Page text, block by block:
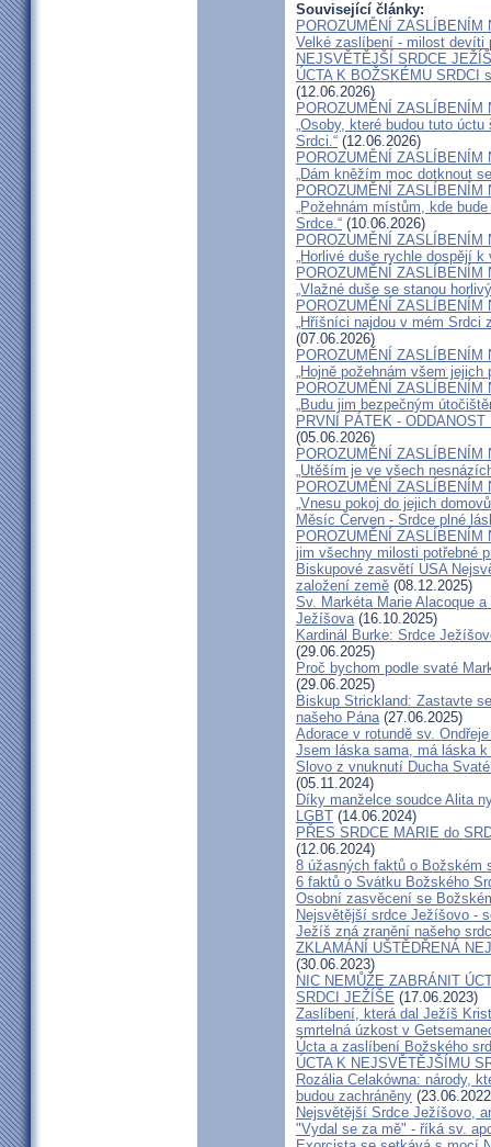
Související články:
POROZUMĚNÍ
Velké zaslíbení - milost devíti
NEJSVĚTĚJŠÍ SRDCE
ÚCTA K BOŽSKÉMU SRDCI
(12.06.2026)
POROZUMĚNÍ
„Osoby, které budou tuto
Srdci.“ (12.06.2026)
POROZUMĚNÍ
„Dám kněžím moc dotknout
POROZUMĚNÍ
„Požehnám místům, kde
Srdce.“ (10.06.2026)
POROZUMĚNÍ
„Horlivé duše rychle dospějí
POROZUMĚNÍ
„Vlažné duše se stanou
POROZUMĚNÍ
„Hříšníci najdou v mém Srdci
(07.06.2026)
POROZUMĚNÍ
„Hojně požehnám všem jejich
POROZUMĚNÍ
„Budu jim bezpečným
PRVNÍ PÁTEK -
(05.06.2026)
POROZUMĚNÍ
„Utěším je ve všech
POROZUMĚNÍ
„Vnesu pokoj do jejich
Měsíc Červen - Srdce plné
POROZUMĚNÍ ZASLÍBENÍM
jim všechny milosti potřebné
Biskupové zasvětí USA
založení země (08.12.2025)
Sv. Markéta Marie Alacoque
Ježíšova(16.10.2025)
Kardinál Burke: Srdce
(29.06.2025)
Proč bychom podle svaté
(29.06.2025)
Biskup Strickland: Zastavte
našeho Pána(27.06.2025)
Adorace v rotundě sv.
Jsem láska sama, má láska
Slovo z vnuknutí Ducha
(05.11.2024)
Díky manželce soudce Alita
LGBT (14.06.2024)
PŘES SRDCE MARIE do
(12.06.2024)
8 úžasných faktů o Božském
6 faktů o Svátku Božského
Osobní zasvěcení se
Nejsvětější srdce Ježíšovo -
Ježíš zná zranění našeho
ZKLAMÁNÍ UŠTĚDŘENÁ
(30.06.2023)
NIC NEMŮŽE ZABRÁNIT
SRDCI JEŽÍŠE (17.06.2023)
Zaslíbení, která dal Ježíš
smrtelná úzkost v
Úcta a zaslíbení Božského
ÚCTA K NEJSVĚTĚJŠÍMU
Rozália Celakówna: národy,
budou zachráněny
Nejsvětější Srdce Ježíšovo,
"Vydal se za mě" - říká sv.